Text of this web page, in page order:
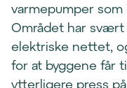
varmepumper
Området har
elektriske nettet,
for at byggene får
ytterligere press